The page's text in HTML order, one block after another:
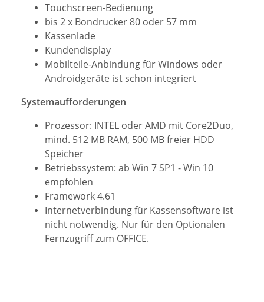
Touchscreen-Bedienung
bis 2 x Bondrucker 80 oder 57 mm
Kassenlade
Kundendisplay
Mobilteile-Anbindung für Windows oder
Androidgeräte ist schon integriert
Systemaufforderungen
Prozessor: INTEL oder AMD mit Core2Duo,
mind. 512 MB RAM, 500 MB freier HDD
Speicher
Betriebssystem: ab Win 7 SP1 - Win 10
empfohlen
Framework 4.61
Internetverbindung für Kassensoftware ist
nicht notwendig. Nur für den Optionalen
Fernzugriff zum OFFICE.